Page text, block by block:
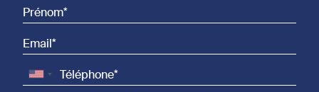
Prénom
Email
Téléphone